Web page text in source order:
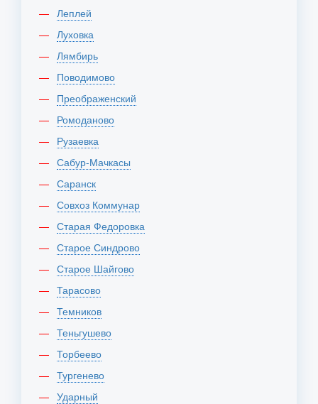
Леплей
Луховка
Лямбирь
Поводимово
Преображенский
Ромоданово
Рузаевка
Сабур-Мачкасы
Саранск
Совхоз Коммунар
Старая Федоровка
Старое Синдрово
Старое Шайгово
Тарасово
Темников
Теньгушево
Торбеево
Тургенево
Ударный